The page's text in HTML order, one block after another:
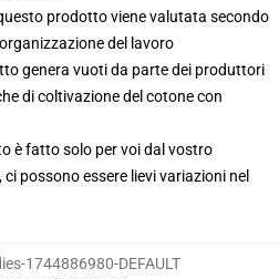
prodotto viene valutata secondo
del lavoro
genera vuoti da parte dei produttori
di coltivazione del cotone con
è fatto solo per voi dal vostro
possono essere lievi variazioni nel
1744886980-DEFAULT